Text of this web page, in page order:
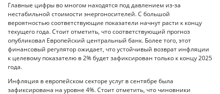
Главные цифры во многом находятся под давлением из-за
нестабильной стоимости энергоносителей. С большой
вероятностью соответствующие показатели начнут расти к концу
текущего года. Стоит отметить, что соответствующий прогноз
опубликовал Европейский центральный банк. Более того, этот
финансовый регулятор ожидает, что устойчивый возврат инфляции
к целевому показателю в 2% будет зафиксирован только к концу 2025
года.
Инфляция в европейском секторе услуг в сентябре была
зафиксирована на уровне 4%. Стоит отметить, что чиновники